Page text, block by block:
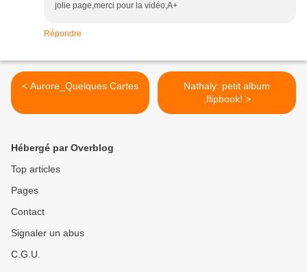
jolie page,merci pour la vidéo,A+
Répondre
< Aurore_Quelques Cartes
Nathaly: petit album
,flipbook! >
Hébergé par Overblog
Top articles
Pages
Contact
Signaler un abus
C.G.U.